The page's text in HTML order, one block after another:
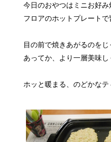
今日のおやつはミニお好み
フロアのホットプレートで
目の前で焼きあがるのを
あってか、より一層美味し
ホッと暖まる、のどかなテ